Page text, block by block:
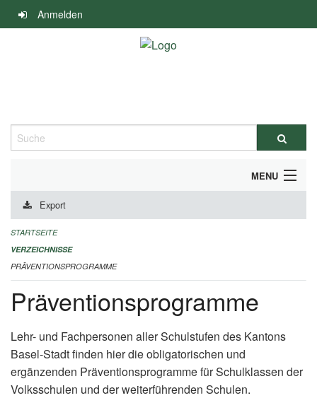
Navigation
überspringen
Anmelden
Suche
MENU
DURCHFÜHRUNG UND FINANZIERUNG
IMPRESSUM
Export
STARTSEITE
VERZEICHNISSE
PRÄVENTIONSPROGRAMME
Präventionsprogramme
Lehr- und Fachpersonen aller Schulstufen des Kantons
Basel-Stadt finden hier die obligatorischen und
ergänzenden Präventionsprogramme für Schulklassen der
Volksschulen und der weiterführenden Schulen.